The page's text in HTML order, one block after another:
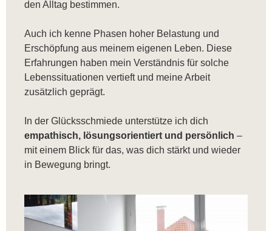
den Alltag bestimmen.
Auch ich kenne Phasen hoher Belastung und
Erschöpfung aus meinem eigenen Leben. Diese
Erfahrungen haben mein Verständnis für solche
Lebenssituationen vertieft und meine Arbeit
zusätzlich geprägt.
In der Glücksschmiede unterstütze ich dich
empathisch, lösungsorientiert und persönlich –
mit einem Blick für das, was dich stärkt und wieder
in Bewegung bringt.